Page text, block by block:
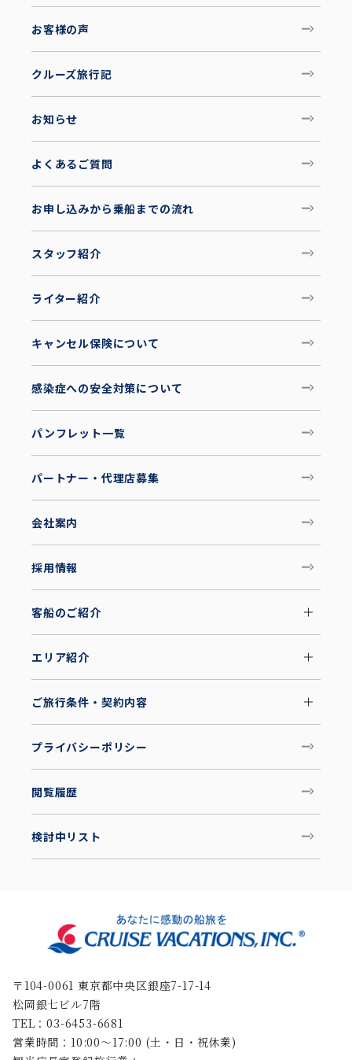
お客様の声
クルーズ旅行記
お知らせ
よくあるご質問
お申し込みから乗船までの流れ
スタッフ紹介
ライター紹介
キャンセル保険について
感染症への安全対策について
パンフレット一覧
パートナー・代理店募集
会社案内
採用情報
客船のご紹介
エリア紹介
ご旅行条件・契約内容
プライバシーポリシー
閲覧履歴
検討中リスト
〒104-0061 東京都中央区銀座7-17-14
松岡銀七ビル7階
TEL：03-6453-6681
営業時間：10:00〜17:00 (土・日・祝休業)